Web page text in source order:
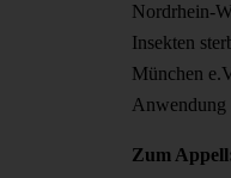
Nordrhein-
Insekten
München
Anwendung
Zum